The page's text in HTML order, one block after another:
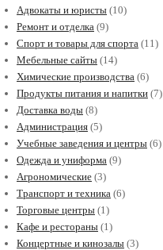
Адвокаты и юристы (10)
Ремонт и отделка (9)
Спорт и товары для спорта (11)
Мебельные сайты (14)
Химические производства (6)
Продукты питания и напитки (7)
Доставка воды (8)
Администрация (5)
Учебные заведения и центры (6)
Одежда и униформа (9)
Агрономические (3)
Транспорт и техника (6)
Торговые центры (1)
Кафе и рестораны (1)
Концертные и кинозалы (3)